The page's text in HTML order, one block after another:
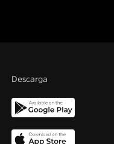
Descarga